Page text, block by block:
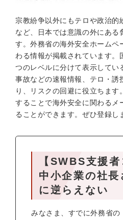
宗教紛争以外にもテロや政治的
など、日本では意識の外にある
す。外務省の海外安全ホームペ
わる情報が掲載されています
つのレベルに分けて表示してい
事故などの速報情報、テロ・誘
り、リスクの回避に役立ちま
することで海外安全に関わるメ
ることができます。ぜひ登録し
【SWBS支援者
中小企業の社
に逆らえない
みなさま、すでに外務省の